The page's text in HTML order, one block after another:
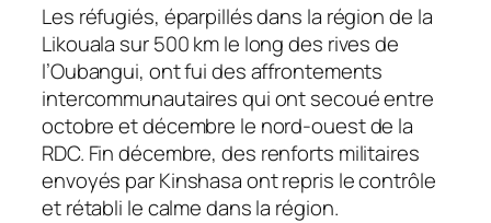
Les réfugiés, éparpillés dans la région de la
Likouala sur 500 km le long des rives de
l’Oubangui, ont fui des affrontements
intercommunautaires qui ont secoué entre
octobre et décembre le nord-ouest de la
RDC. Fin décembre, des renforts militaires
envoyés par Kinshasa ont repris le contrôle
et rétabli le calme dans la région.